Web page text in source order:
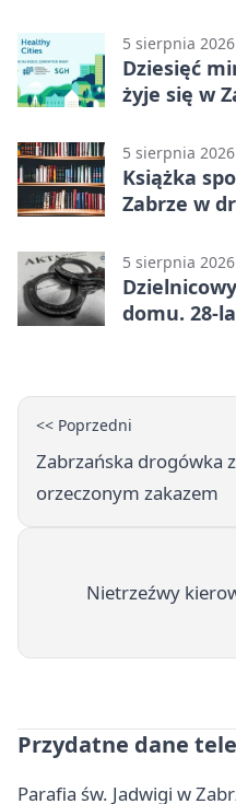
5 sierpnia 2026
Dziesięć
żyje się w
5 sierpnia 2026
Książka
Zabrze w
5 sierpnia 2026
domu. 28-
<< Poprzedni
Zabrzańska drogówka
orzeczonym zakazem
Nietrzeźwy
Przydatne dane
Parafia św. Jadwigi w